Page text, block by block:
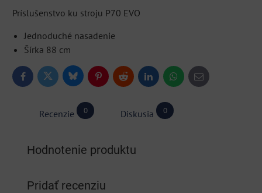
Príslušenstvo ku stroju P70 EVO
Jednoduché nasadenie
Šírka 88 cm
FacebookTwitter BlueskyPinterestReddit LinkedInWhatsApp
E-
mail
Recenzie 0 Diskusia 0
Hodnotenie produktu
Pridať recenziu